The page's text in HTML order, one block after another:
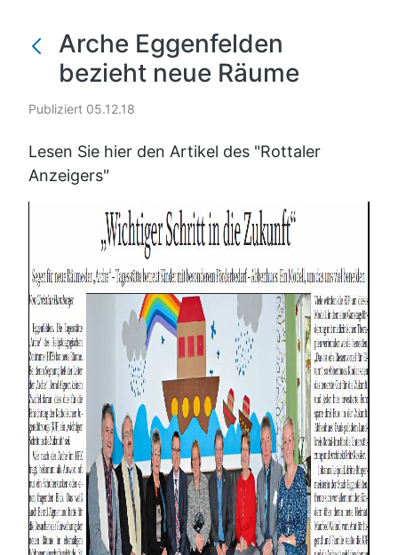
Arche Eggenfelden
bezieht neue Räume
Publiziert 05.12.18
Lesen Sie hier den Artikel des "Rottaler
Anzeigers"